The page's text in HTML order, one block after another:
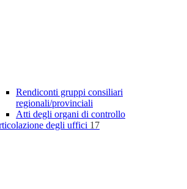
Rendiconti gruppi consiliari
regionali/provinciali
Atti degli organi di controllo
degli uffici 17